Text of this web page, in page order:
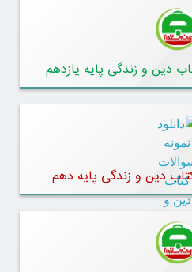
دین و زندگی پایه یازدهم
دین و زندگی پایه دهم